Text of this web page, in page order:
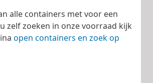
alle containers met voor een
zelf zoeken in onze voorraad kijk
open containers en zoek op